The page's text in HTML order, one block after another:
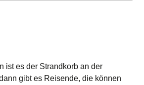
ist es der Strandkorb an der
gibt es Reisende, die können